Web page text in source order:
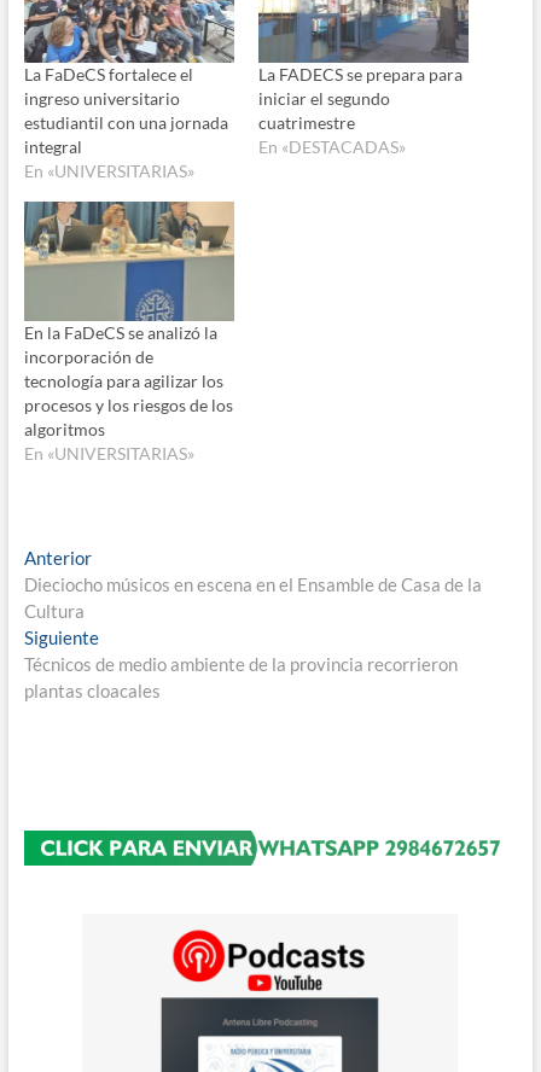
La FaDeCS fortalece el
ingreso universitario
estudiantil con una jornada
integral
En «UNIVERSITARIAS»
La FADECS se prepara para
iniciar el segundo
cuatrimestre
En «DESTACADAS»
En la FaDeCS se analizó la
incorporación de
tecnología para agilizar los
procesos y los riesgos de los
algoritmos
En «UNIVERSITARIAS»
Navegación
de
entradas
AnteriorEntrada
anterior:
Dieciocho músicos en escena en el Ensamble de Casa de la
Cultura
SiguienteEntrada
siguiente:
Técnicos de medio ambiente de la provincia recorrieron
plantas cloacales